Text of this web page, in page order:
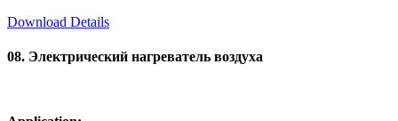
Download Details
08. Электрический нагреватель воздуха